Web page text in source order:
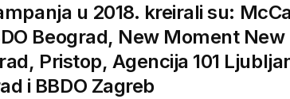
u 2018. kreirali su:
Beograd, New Moment
Pristop, Agencija 101
i BBDO Zagreb